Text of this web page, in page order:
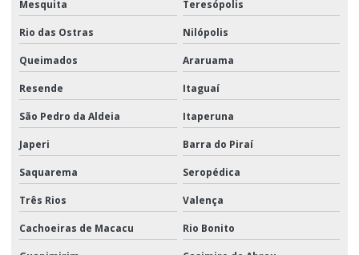
Mesquita Teresópolis
Rio das Ostras Nilópolis
Queimados Araruama
Resende Itaguaí
São Pedro da Aldeia Itaperuna
Japeri Barra do Piraí
Saquarema Seropédica
Três Rios Valença
Cachoeiras de Macacu Rio Bonito